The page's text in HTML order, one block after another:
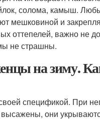
солома, камыш.
мешковиной и
оттепелей, важно не
не страшны.
на зиму.
спецификой. При
они